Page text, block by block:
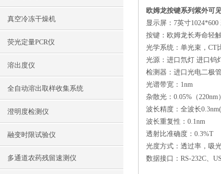
真空冷冻干燥机
荧光定量PCR仪
溶出度仪
全自动溶出取样收集系统
澄明度检测仪
融变时限试验仪
多通道农药残留速测仪
欧姆龙按键系列紫外可
显示屏：7英寸
按键：欧姆龙长寿命轻
光学系统：单光束，CT
光源：进口氘灯 进口钨
检测器：进口光电二极
光谱带宽：1nm
杂散光：0.05%（220nm
波长精度：全波长
波长重复性：0.1nm
透射比准确度：0.3%T
光度方式：透过率，吸
数据接口：RS-232C、